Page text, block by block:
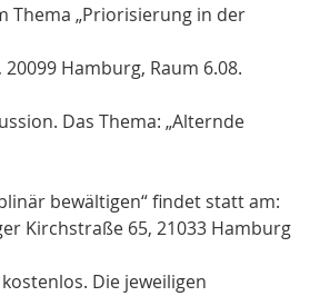
Thema „Priorisierung in der
Hamburg, Raum 6.08.
Das Thema: „Alternde
bewältigen“ findet statt am:
Kirchstraße 65, 21033 Hamburg
Die jeweiligen